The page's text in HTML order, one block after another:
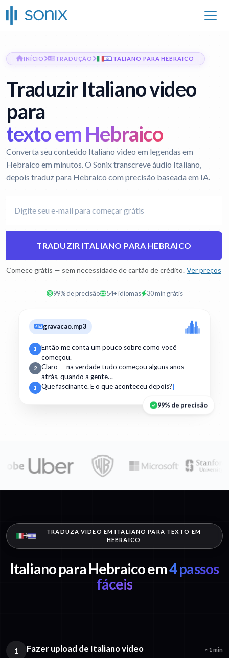
INÍCIO TRADUÇÃO ITALIANO PARA HEBRAICO
Traduzir Italiano video
para
texto em Hebraico
Converta seu conteúdo Italiano video em legendas em
Hebraico em minutos. O Sonix transcreve áudio Italiano,
depois traduz para Hebraico com precisão baseada em IA.
TRADUZIR ITALIANO PARA HEBRAICO
Comece grátis — sem necessidade de cartão de crédito. Ver preços
99% de precisão 54+ idiomas 30 min grátis
gravacao.mp3
1
Então me conta um pouco sobre como você
começou.
2
Claro — na verdade tudo começou alguns anos
atrás, quando a gente…
1 Que fascinante. E o que aconteceu depois?
99% de precisão
TRADUZA VIDEO EM ITALIANO PARA TEXTO EM
HEBRAICO
Italiano para Hebraico em4 passos
fáceis
1 Fazer upload de Italiano video ~1 min